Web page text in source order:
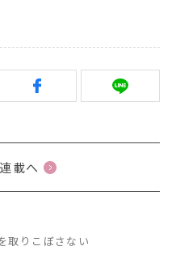
載へ
取りこぼさない